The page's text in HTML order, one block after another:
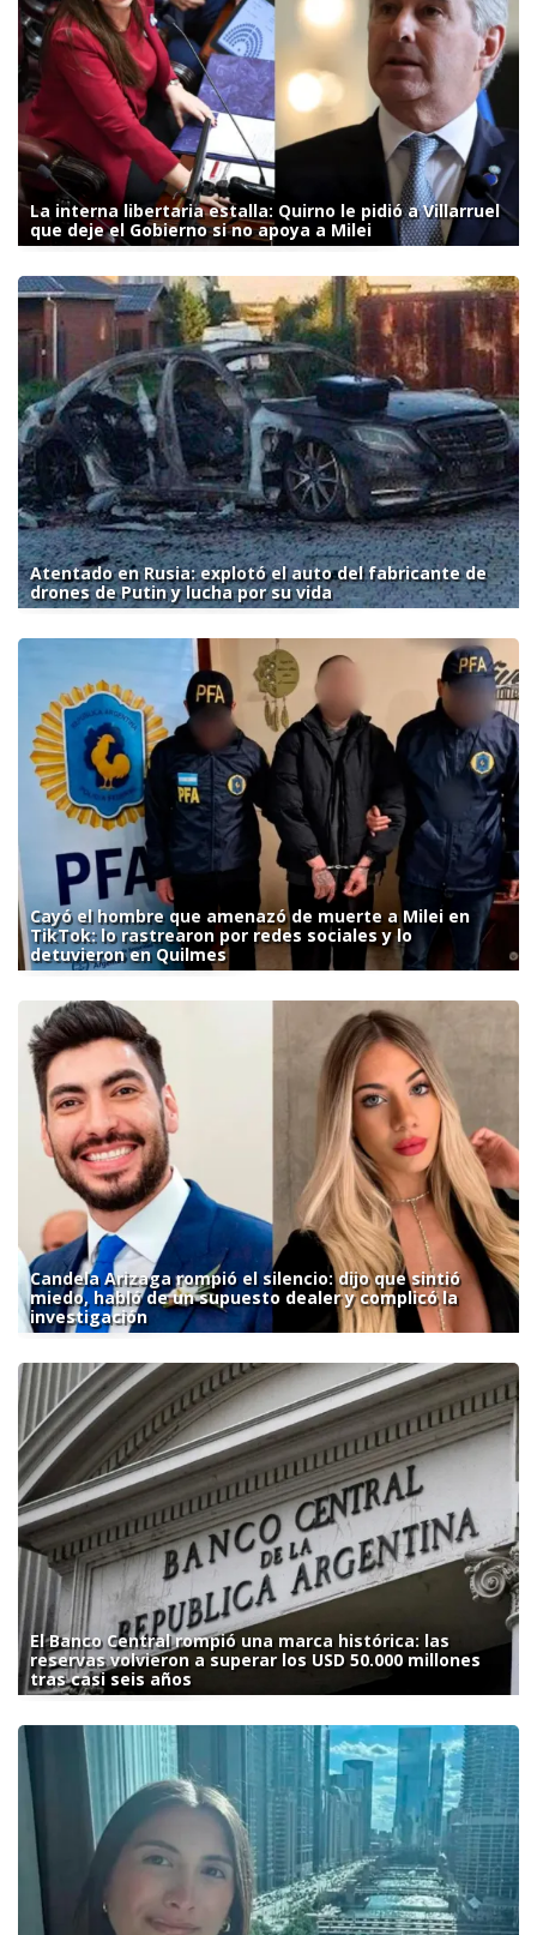
La interna libertaria estalla: Quirno le pidió a Villarruel
que deje el Gobierno si no apoya a Milei
Atentado en Rusia: explotó el auto del fabricante de
drones de Putin y lucha por su vida
Cayó el hombre que amenazó de muerte a Milei en
TikTok: lo rastrearon por redes sociales y lo
detuvieron en Quilmes
Candela Arizaga rompió el silencio: dijo que sintió
miedo, habló de un supuesto dealer y complicó la
investigación
El Banco Central rompió una marca histórica: las
reservas volvieron a superar los USD 50.000 millones
tras casi seis años